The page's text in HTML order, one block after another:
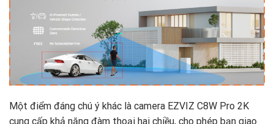
Một điểm đáng chú ý khác là camera EZVIZ C8W Pro 2K
cung cấp khả năng đàm thoại hai chiều, cho phép bạn giao